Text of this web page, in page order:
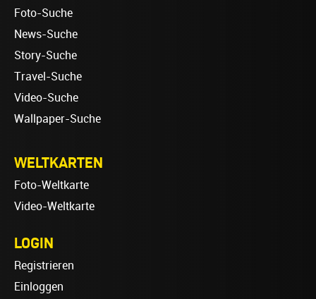
Foto-Suche
News-Suche
Story-Suche
Travel-Suche
Video-Suche
Wallpaper-Suche
WELTKARTEN
Foto-Weltkarte
Video-Weltkarte
LOGIN
Registrieren
Einloggen